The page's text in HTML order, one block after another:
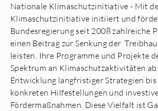
Nationale Klimaschutzinitiative - Mit
Klimaschutzinitiative initiiert und
Bundesregierung seit 2008 zahlreiche
einen Beitrag zur Senkung der
leisten. Ihre Programme und Projekte
Spektrum an Klimaschutzaktivitäten
Entwicklung langfristiger Strategien bis
konkreten Hilfestellungen und
Fördermaßnahmen. Diese Vielfalt ist